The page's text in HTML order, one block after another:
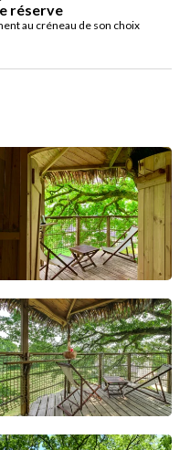
réserve
au créneau de son choix